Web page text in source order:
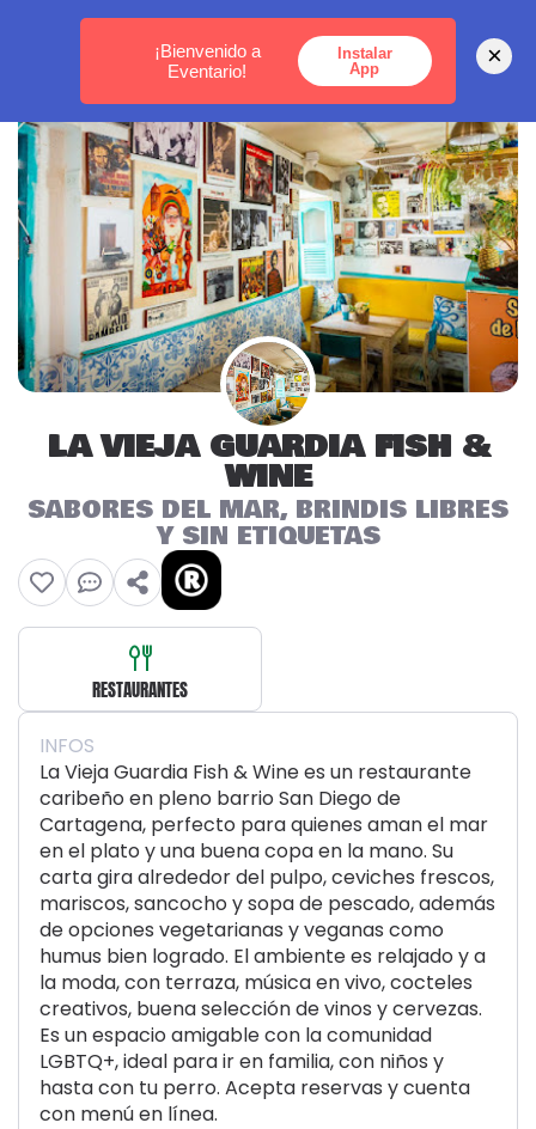
MEDELLÍN - BOGOTÁ - CARTAGENA
LA VIEJA GUARDIA FISH &
WINE
SABORES DEL MAR, BRINDIS LIBRES
Y SIN ETIQUETAS
RESTAURANTES
INFOS
La Vieja Guardia Fish & Wine es un restaurante
caribeño en pleno barrio San Diego de
Cartagena, perfecto para quienes aman el mar
en el plato y una buena copa en la mano. Su
carta gira alrededor del pulpo, ceviches frescos,
mariscos, sancocho y sopa de pescado, además
de opciones vegetarianas y veganas como
humus bien logrado. El ambiente es relajado y a
la moda, con terraza, música en vivo, cocteles
creativos, buena selección de vinos y cervezas.
Es un espacio amigable con la comunidad
LGBTQ+, ideal para ir en familia, con niños y
hasta con tu perro. Acepta reservas y cuenta
con menú en línea.
¡Bienvenido a
Eventario!
Instalar
App
×